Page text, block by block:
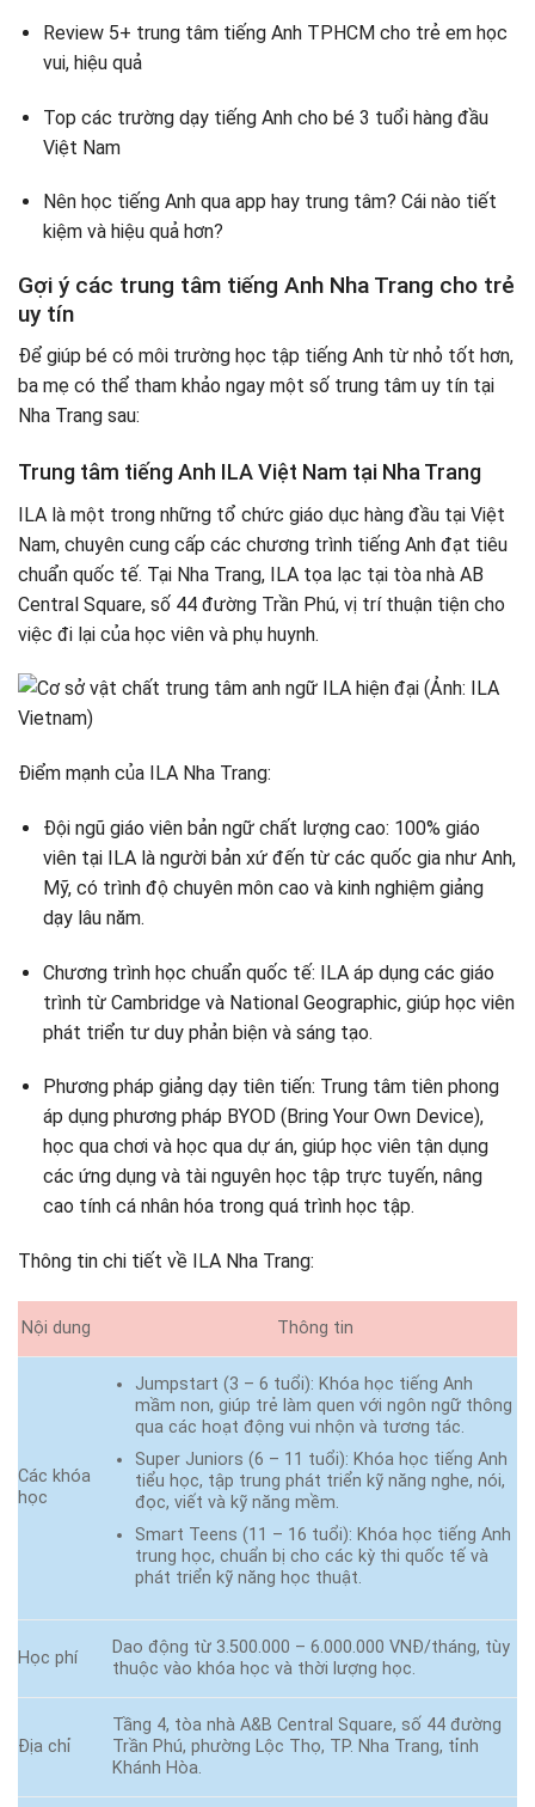
Review 5+ trung tâm tiếng Anh TPHCM cho trẻ em học
vui, hiệu quả
Top các trường dạy tiếng Anh cho bé 3 tuổi hàng đầu
Việt Nam
Nên học tiếng Anh qua app hay trung tâm? Cái nào tiết
kiệm và hiệu quả hơn?
Gợi ý các trung tâm tiếng Anh Nha Trang cho trẻ
uy tín
Để giúp bé có môi trường học tập tiếng Anh từ nhỏ tốt hơn,
ba mẹ có thể tham khảo ngay một số trung tâm uy tín tại
Nha Trang sau:
Trung tâm tiếng Anh ILA Việt Nam tại Nha Trang
ILA là một trong những tổ chức giáo dục hàng đầu tại Việt
Nam, chuyên cung cấp các chương trình tiếng Anh đạt tiêu
chuẩn quốc tế. Tại Nha Trang, ILA tọa lạc tại tòa nhà AB
Central Square, số 44 đường Trần Phú, vị trí thuận tiện cho
việc đi lại của học viên và phụ huynh.
Điểm mạnh của ILA Nha Trang:
Đội ngũ giáo viên bản ngữ chất lượng cao: 100% giáo
viên tại ILA là người bản xứ đến từ các quốc gia như Anh,
Mỹ, có trình độ chuyên môn cao và kinh nghiệm giảng
dạy lâu năm. ​
Chương trình học chuẩn quốc tế: ILA áp dụng các giáo
trình từ Cambridge và National Geographic, giúp học viên
phát triển tư duy phản biện và sáng tạo. ​
Phương pháp giảng dạy tiên tiến: Trung tâm tiên phong
áp dụng phương pháp BYOD (Bring Your Own Device),
học qua chơi và học qua dự án, giúp học viên tận dụng
các ứng dụng và tài nguyên học tập trực tuyến, nâng
cao tính cá nhân hóa trong quá trình học tập. ​
Thông tin chi tiết về ILA Nha Trang:
Nội dung Thông tin
Các khóa
học
Jumpstart (3 – 6 tuổi): Khóa học tiếng Anh
mầm non, giúp trẻ làm quen với ngôn ngữ thông
qua các hoạt động vui nhộn và tương tác.
Super Juniors (6 – 11 tuổi): Khóa học tiếng Anh
tiểu học, tập trung phát triển kỹ năng nghe, nói,
đọc, viết và kỹ năng mềm.
Smart Teens (11 – 16 tuổi): Khóa học tiếng Anh
trung học, chuẩn bị cho các kỳ thi quốc tế và
phát triển kỹ năng học thuật.
Học phí
Dao động từ 3.500.000 – 6.000.000 VNĐ/tháng, tùy
thuộc vào khóa học và thời lượng học.
Địa chỉ
Tầng 4, tòa nhà A&B Central Square, số 44 đường
Trần Phú, phường Lộc Thọ, TP. Nha Trang, tỉnh
Khánh Hòa.